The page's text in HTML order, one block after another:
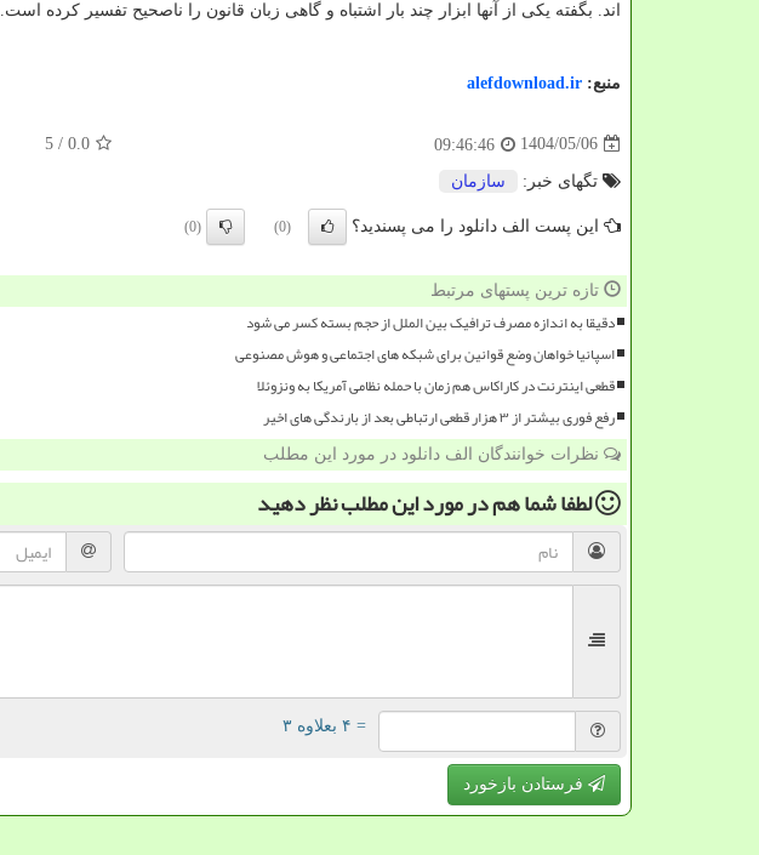
اند. بگفته یکی از آنها ابزار چند بار اشتباه و گاهی زبان قانون را ناصحیح تفسیر کرده است.
منبع: alefdownload.ir
1404/05/06
09:46:46
0.0
/ 5
تگهای خبر: سازمان
این پست الف دانلود را می پسندید؟ (0)
(0)
تازه ترین پستهای مرتبط
دقیقا به اندازه مصرف ترافیک بین الملل از حجم بسته کسر می شود
اسپانیا خواهان وضع قوانین برای شبکه های اجتماعی و هوش مصنوعی
قطعی اینترنت در کاراکاس هم زمان با حمله نظامی آمریکا به ونزوئلا
رفع فوری بیشتر از ۳ هزار قطعی ارتباطی بعد از بارندگی های اخیر
نظرات خوانندگان الف دانلود در مورد این مطلب
لطفا شما همدر مورد این مطلبنظر دهید
= ۴ بعلاوه ۳
فرستادن بازخورد